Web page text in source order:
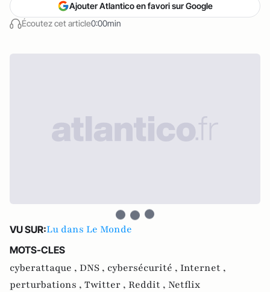
Écoutez cet article0:00min
Ajouter Atlantico en favori sur Google
VU SUR:Lu dans Le Monde
MOTS-CLES
cyberattaque , DNS , cybersécurité , Internet ,
perturbations , Twitter , Reddit , Netflix